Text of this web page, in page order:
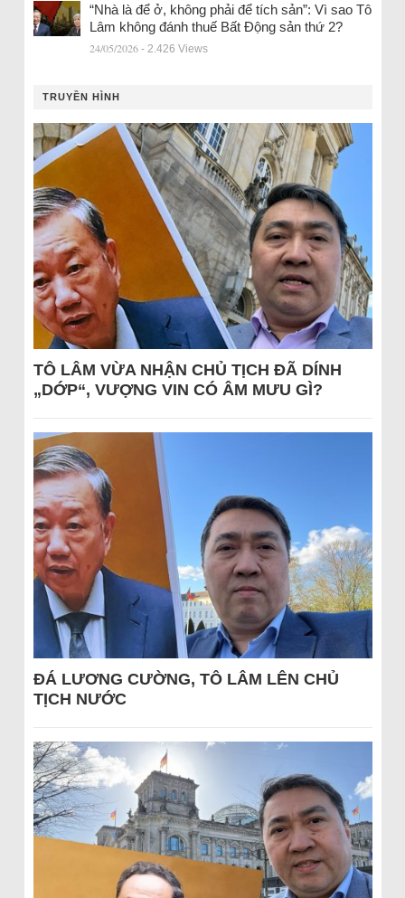
“Nhà là để ở, không phải để tích sản”: Vì sao Tô
Lâm không đánh thuế Bất Động sản thứ 2?
24/05/2026 - 2.426 Views
TRUYỀN HÌNH
TÔ LÂM VỪA NHẬN CHỦ TỊCH ĐÃ DÍNH
„DỚP“, VƯỢNG VIN CÓ ÂM MƯU GÌ?
ĐÁ LƯƠNG CƯỜNG, TÔ LÂM LÊN CHỦ
TỊCH NƯỚC